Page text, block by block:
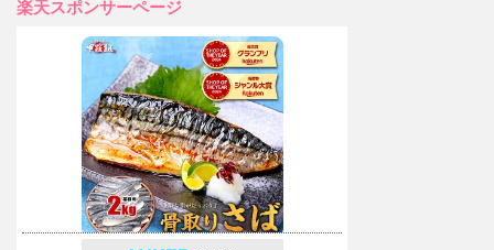
楽天スポンサーページ